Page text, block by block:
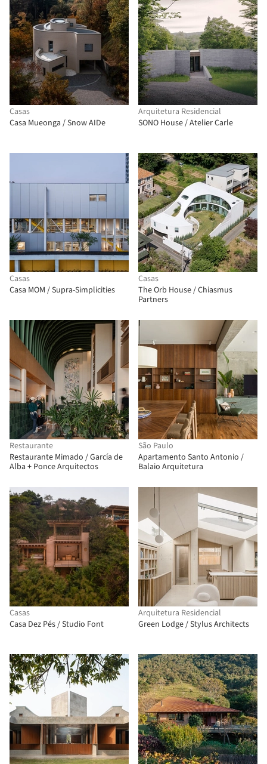
Casas
Casa Mueonga / Snow AIDe
Arquitetura Residencial
SONO House / Atelier Carle
Casas
Casa MOM / Supra-Simplicities
Casas
The Orb House / Chiasmus
Partners
Restaurante
Restaurante Mimado / García de
Alba + Ponce Arquitectos
São Paulo
Apartamento Santo Antonio /
Balaio Arquitetura
Casas
Casa Dez Pés / Studio Font
Arquitetura Residencial
Green Lodge / Stylus Architects